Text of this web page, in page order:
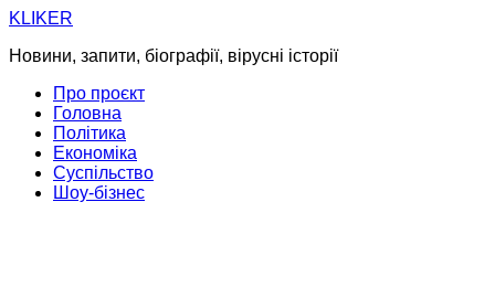
Skip
content
KLIKER
Новини, запити, біографії, вірусні історії
Про проєкт
Головна
Політика
Економіка
Суспільство
Шоу-бізнес